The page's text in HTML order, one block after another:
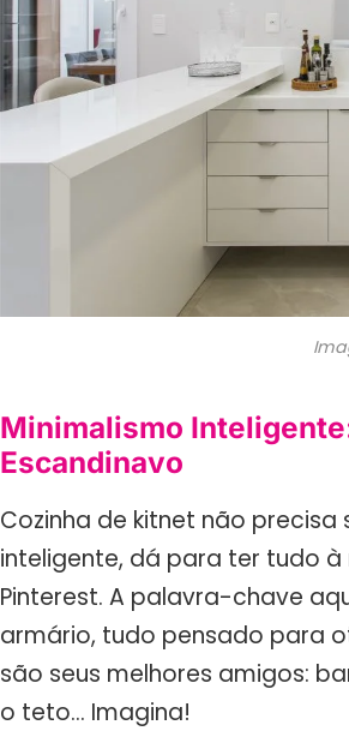
Minimalismo
Escandinavo
Cozinha de kitnet não
inteligente, dá para ter tudo
Pinterest. A palavra-chave
armário, tudo pensado para
são seus melhores amigos:
o teto… Imagina!